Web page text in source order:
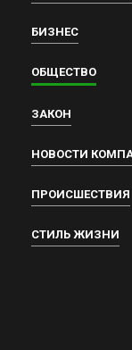
БИЗНЕС
ОБЩЕСТВО
ЗАКОН
НОВОСТИ
ПРОИСШЕСТВИЯ
СТИЛЬ ЖИЗНИ